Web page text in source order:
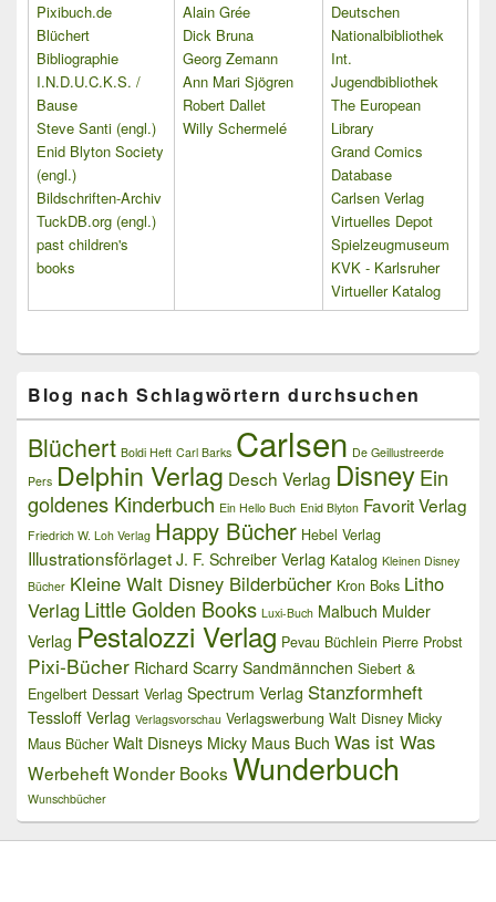
Pixibuch.de
Blüchert
Bibliographie
I.N.D.U.C.K.S. /
Bause
Steve Santi (engl.)
Enid Blyton Society
(engl.)
Bildschriften-Archiv
TuckDB.org (engl.)
past children's
books
Alain Grée
Dick Bruna
Georg Zemann
Ann Mari Sjögren
Robert Dallet
Willy Schermelé
Deutschen
Nationalbibliothek
Int.
Jugendbibliothek
The European
Library
Grand Comics
Database
Carlsen Verlag
Virtuelles Depot
Spielzeugmuseum
KVK - Karlsruher
Virtueller Katalog
Blog nach Schlagwörtern durchsuchen
Blüchert Boldi Heft Carl Barks Carlsen De Geillustreerde
Pers Delphin Verlag Desch Verlag DisneyEin
goldenes Kinderbuch Ein Hello Buch Enid Blyton Favorit Verlag
Friedrich W. Loh Verlag Happy Bücher Hebel Verlag
Illustrationsförlaget J. F. Schreiber Verlag Katalog Kleinen Disney
Bücher Kleine Walt Disney Bilderbücher Kron Boks Litho
Verlag Little Golden Books Luxi-Buch Malbuch Mulder
Verlag Pestalozzi Verlag Pevau Büchlein Pierre Probst
Pixi-Bücher Richard Scarry Sandmännchen Siebert &
Engelbert Dessart Verlag Spectrum Verlag Stanzformheft
Tessloff Verlag Verlagsvorschau Verlagswerbung Walt Disney Micky
Maus Bücher Walt Disneys Micky Maus Buch Was ist Was
WerbeheftWonder Books Wunderbuch
Wunschbücher